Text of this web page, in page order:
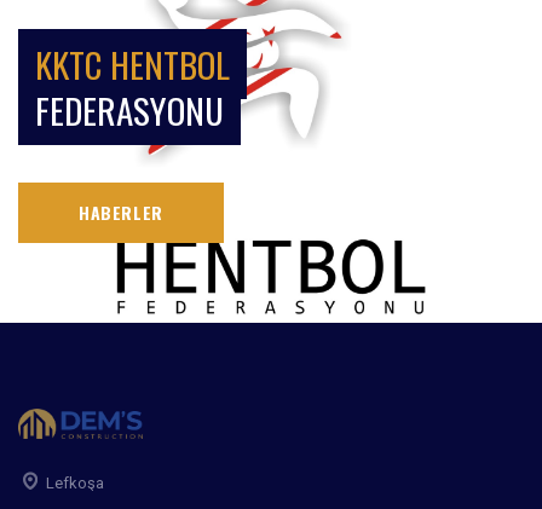
KKTC HENTBOL
FEDERASYONU
HABERLER
Lefkoşa